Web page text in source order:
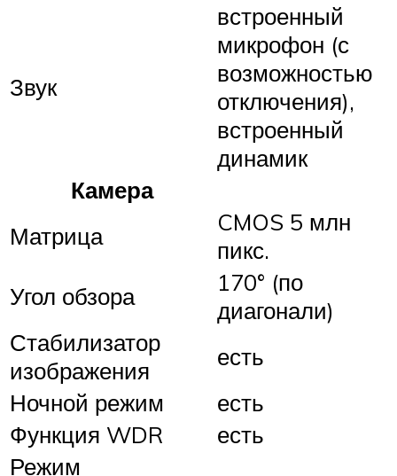
Звук
встроенный
микрофон (с
возможностью
отключения),
встроенный
динамик
Камера
Матрица
CMOS 5 млн
пикс.
Угол обзора
170° (по
диагонали)
Стабилизатор
изображения
есть
Ночной режим
есть
Функция WDR
есть
Режим